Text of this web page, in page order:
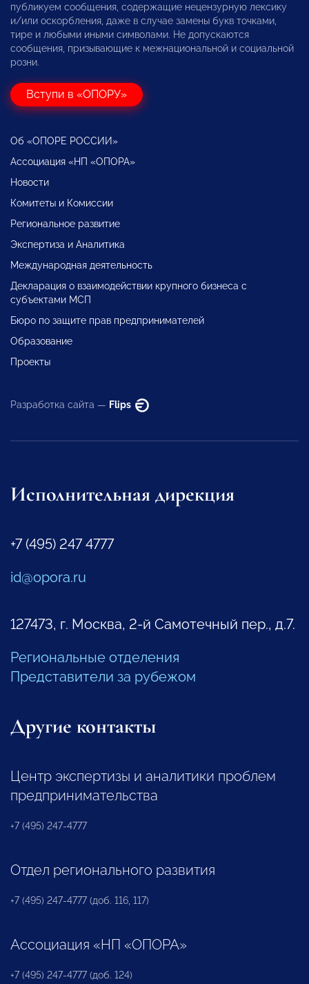
публикуем сообщения, содержащие нецензурную лексику
и/или оскорбления, даже в случае замены букв точками,
тире и любыми иными символами. Не допускаются
сообщения, призывающие к межнациональной и социальной
розни.
Вступи в «ОПОРУ»
Об «ОПОРЕ РОССИИ»
Ассоциация «НП «ОПОРА»
Новости
Комитеты и Комиссии
Региональное развитие
Экспертиза и Аналитика
Международная деятельность
Декларация о взаимодействии крупного бизнеса с
субъектами МСП
Бюро по защите прав предпринимателей
Образование
Проекты
Разработка сайта — Flips
Исполнительная дирекция
+7 (495) 247 4777
id@opora.ru
127473, г. Москва, 2-й Самотечный пер., д.7.
Региональные отделения
Представители за рубежом
Другие контакты
Центр экспертизы и аналитики проблем
предпринимательства
+7 (495) 247-4777
Отдел регионального развития
+7 (495) 247-4777 (доб. 116, 117)
Ассоциация «НП «ОПОРА»
+7 (495) 247-4777 (доб. 124)